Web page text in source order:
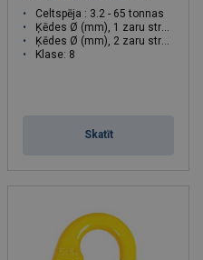
Celtspēja : 3.2 - 65 tonnas
Ķēdes Ø (mm), 1 zaru stropei: 10 - 36
Ķēdes Ø (mm), 2 zaru stropei: 7 - 32
Klase: 8
Skatīt